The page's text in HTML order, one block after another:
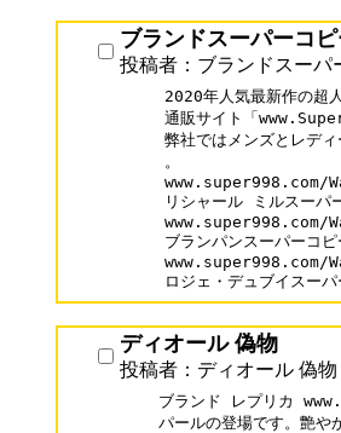
ブランドスーパーコ
投稿者：ブランドスーパ
2020年人気最新作の超
通販サイト「
弊社ではメンズとレデ
。
リシャール ミルスーパ
ブランパンスーパーコ
ロジェ・デュブイスー
ディオール 偽物
投稿者：ディオール 偽物
ブランド レプリカ
パールの登場です。艶や